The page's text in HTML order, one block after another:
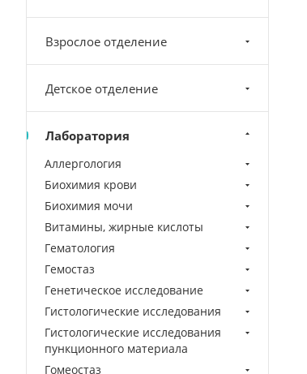
Взрослое отделение
Детское отделение
Лаборатория
Аллергология
Биохимия крови
Биохимия мочи
Витамины, жирные кислоты
Гематология
Гемостаз
Генетическое исследование
Гистологические исследования
Гистологические исследования
пункционного материала
Гомеостаз